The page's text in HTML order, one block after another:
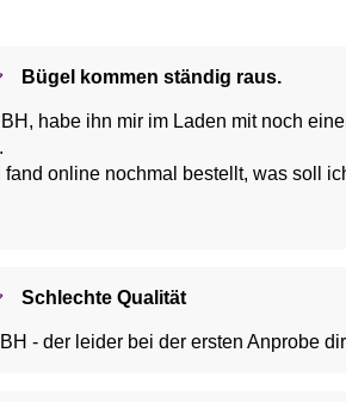
Bügel kommen ständig raus.
habe ihn mir im Laden mit noch
fand online nochmal bestellt, was soll
Schlechte Qualität
Wunderschöner BH - der leider bei der